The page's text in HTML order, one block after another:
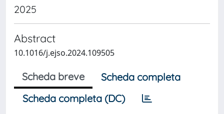
2025
Abstract
10.1016/j.ejso.2024.109505
Scheda breve
Scheda completa
Scheda completa (DC)